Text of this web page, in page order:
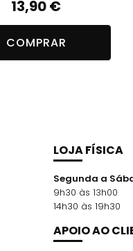
13,90€
COMPRAR
LOJA FÍSICA
Segunda a
9h30 às 13h00
14h30 às 19h30
APOIO AO